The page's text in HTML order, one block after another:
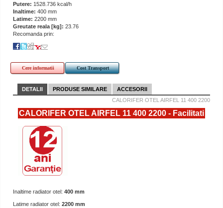
Putere: 1528.736 kcal/h
Inaltime: 400 mm
Latime: 2200 mm
Greutate reala [kg]: 23.76
Recomanda prin:
Cere informatii Cost Transport
DETALII PRODUSE SIMILARE
ACCESORII
CALORIFER OTEL AIRFEL 11 400 2200
CALORIFER OTEL AIRFEL 11 400 2200 - Facilitati
Inaltime radiator otel: 400 mm
Latime radiator otel: 2200 mm